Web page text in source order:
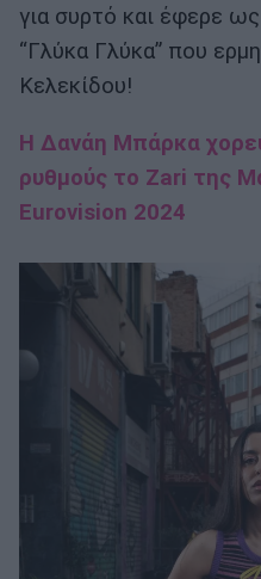
για συρτό και έφερε
“Γλύκα Γλύκα” που
Κελεκίδου!
Η Δανάη Μπάρκα
ρυθμούς το Zari της
Eurovision 2024